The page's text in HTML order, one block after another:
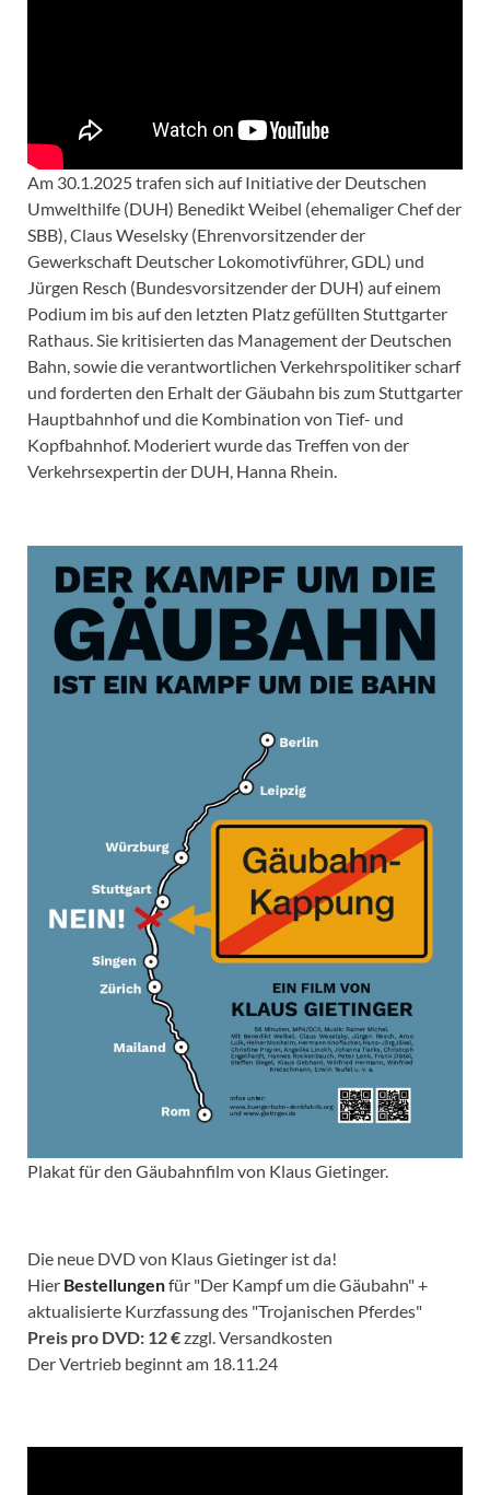
Am 30.1.2025 trafen sich auf Initiative der Deutschen
Umwelthilfe (DUH) Benedikt Weibel (ehemaliger Chef der
SBB), Claus Weselsky (Ehrenvorsitzender der
Gewerkschaft Deutscher Lokomotivführer, GDL) und
Jürgen Resch (Bundesvorsitzender der DUH) auf einem
Podium im bis auf den letzten Platz gefüllten Stuttgarter
Rathaus. Sie kritisierten das Management der Deutschen
Bahn, sowie die verantwortlichen Verkehrspolitiker scharf
und forderten den Erhalt der Gäubahn bis zum Stuttgarter
Hauptbahnhof und die Kombination von Tief- und
Kopfbahnhof. Moderiert wurde das Treffen von der
Verkehrsexpertin der DUH, Hanna Rhein.
Plakat für den Gäubahnfilm von Klaus Gietinger.
Die neue DVD von Klaus Gietinger ist da!
Hier Bestellungenfür "Der Kampf um die Gäubahn" +
aktualisierte Kurzfassung des "Trojanischen Pferdes"
Preis pro DVD: 12 €zzgl. Versandkosten
Der Vertrieb beginnt am 18.11.24